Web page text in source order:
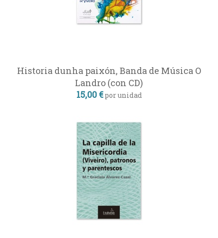
Historia dunha paixón, Banda de Música O
Landro (con CD)
15,00 € por unidad